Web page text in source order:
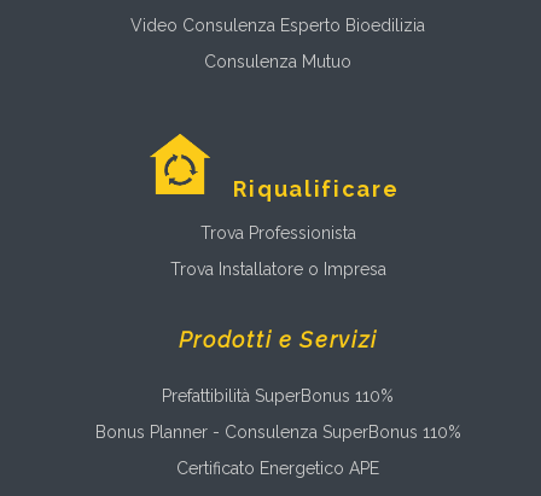
Video Consulenza Esperto Bioedilizia
Consulenza Mutuo
Riqualificare
Trova Professionista
Trova Installatore o Impresa
Prodotti e Servizi
Prefattibilità SuperBonus 110%
Bonus Planner - Consulenza SuperBonus 110%
Certificato Energetico APE